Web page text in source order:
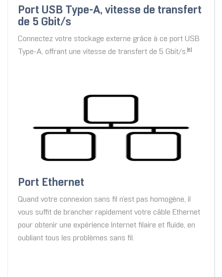
Port USB Type-A, vitesse de transfert
de 5 Gbit/s
Connectez votre stockage externe grâce à ce port USB
Type-A, offrant une vitesse de transfert de 5 Gbit/s. [6]
Port Ethernet
Quand votre connexion sans fil n’est pas homogène, il
vous suffit de brancher rapidement votre câble Ethernet
pour obtenir une expérience Internet filaire et fluide, en
oubliant tous les problèmes sans fil.